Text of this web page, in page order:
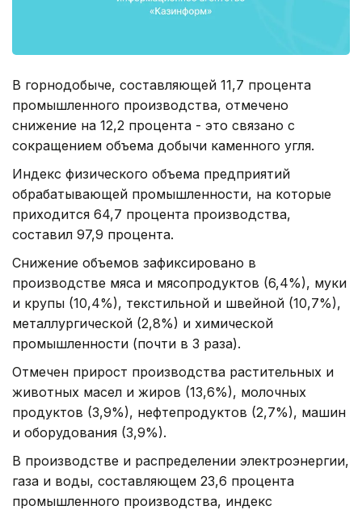
В горнодобыче, составляющей 11,7 процента
промышленного производства, отмечено
снижение на 12,2 процента - это связано с
сокращением объема добычи каменного угля.
Индекс физического объема предприятий
обрабатывающей промышленности, на которые
приходится 64,7 процента производства,
составил 97,9 процента.
Снижение объемов зафиксировано в
производстве мяса и мясопродуктов (6,4%), муки
и крупы (10,4%), текстильной и швейной (10,7%),
металлургической (2,8%) и химической
промышленности (почти в 3 раза).
Отмечен прирост производства растительных и
животных масел и жиров (13,6%), молочных
продуктов (3,9%), нефтепродуктов (2,7%), машин
и оборудования (3,9%).
В производстве и распределении электроэнергии,
газа и воды, составляющем 23,6 процента
промышленного производства, индекс